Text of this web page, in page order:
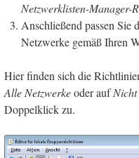
Netzwerklisten-Manager-
Anschließend passen Sie
Netzwerke gemäß Ihren
Hier finden sich die
Alle Netzwerkeoder aufNicht
Doppelklick zu.